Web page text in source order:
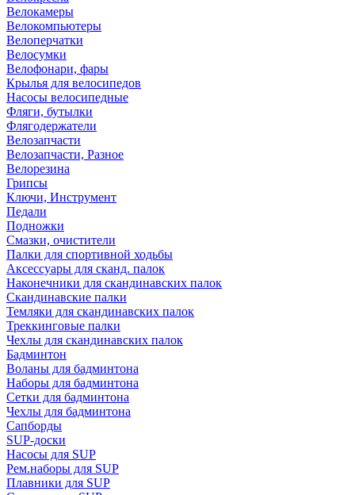
Велокамеры
Велокомпьютеры
Велоперчатки
Велосумки
Велофонари, фары
Крылья для велосипедов
Насосы велосипедные
Фляги, бутылки
Флягодержатели
Велозапчасти
Велозапчасти, Разное
Велорезина
Грипсы
Ключи, Инструмент
Педали
Подножки
Смазки, очистители
Палки для спортивной ходьбы
Аксессуары для сканд. палок
Наконечники для скандинавских палок
Скандинавские палки
Темляки для скандинавских палок
Треккинговые палки
Чехлы для скандинавских палок
Бадминтон
Воланы для бадминтона
Наборы для бадминтона
Сетки для бадминтона
Чехлы для бадминтона
Сапборды
SUP-доски
Насосы для SUP
Рем.наборы для SUP
Плавники для SUP